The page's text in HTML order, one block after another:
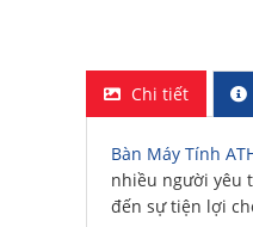
Chị Hồng Anh -46
Anh Quang-
51
Anh Thảo-Yên
Chị Ánh -Số 9 Ngô
Chị Mai- Khu biệt
Chi tiết
Bàn Máy Tính
nhiều người yêu
đến sự tiện lợi